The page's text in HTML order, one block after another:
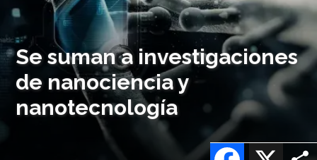
Se suman a investigaciones
de nanociencia y
nanotecnología
X
Facebook